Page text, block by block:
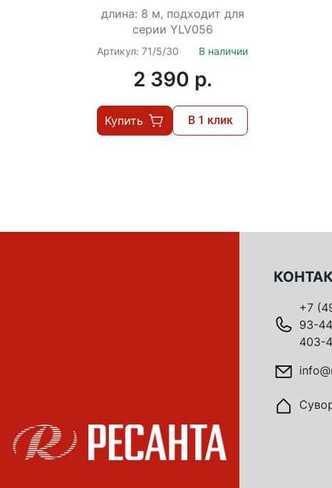
170, 200 Ресанта
длина: 8 м, подходит для
серии YLV056
Артикул: 71/5/30 В наличии
2 390 p.
Купить В 1 клик
+7
93-
403-